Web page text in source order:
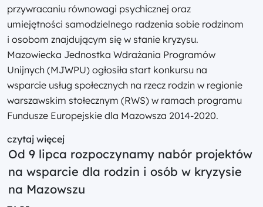
przywracaniu równowagi psychicznej oraz
umiejętności samodzielnego radzenia sobie rodzinom
i osobom znajdującym się w stanie kryzysu.
Mazowiecka Jednostka Wdrażania Programów
Unijnych (MJWPU) ogłosiła start konkursu na
wsparcie usług społecznych na rzecz rodzin w regionie
warszawskim stołecznym (RWS) w ramach programu
Fundusze Europejskie dla Mazowsza 2014-2020.
czytaj więcej
Od 9 lipca rozpoczynamy nabór projektów
na wsparcie dla rodzin i osób w kryzysie
na Mazowszu